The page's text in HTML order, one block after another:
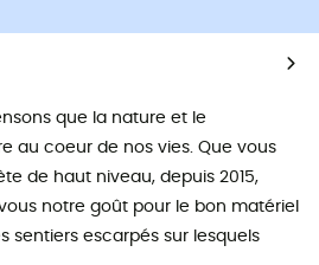
que la nature et le
au coeur de nos vies. Que vous
de haut niveau, depuis 2015,
notre goût pour le bon matériel
sentiers escarpés sur lesquels